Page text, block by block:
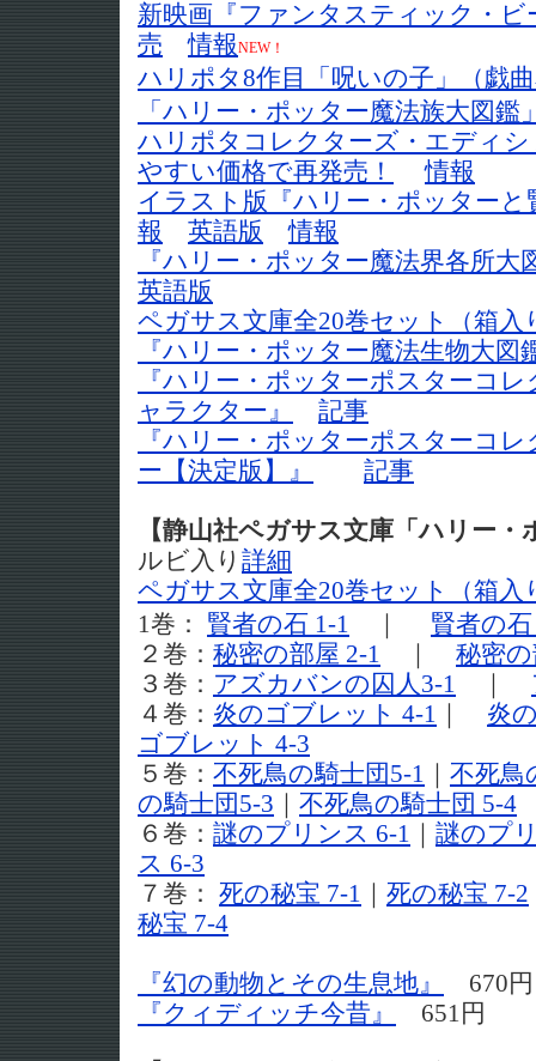
新映画『ファンタスティック・ビ
売
情報NEW！
ハリポタ8作目「呪いの子」（戯
「ハリー・ポッター魔法族大図鑑
ハリポタコレクターズ・エディ
やすい価格で再発売！
情報
イラスト版『ハリー・ポッターと
報
英語版
情報
『ハリー・ポッター魔法界各所大
英語版
ペガサス文庫全20巻セット（箱入
『ハリー・ポッター魔法生物大図
『ハリー・ポッターポスターコ
ャラクター』
記事
『ハリー・ポッターポスターコ
ー【決定版】』
記事
【静山社ペガサス文庫「ハリー
ルビ入り 詳細
ペガサス文庫全20巻セット（箱入
1巻： 賢者の石 1-1
賢者の
２巻： 秘密の部屋 2-1
秘密
３巻： アズカバンの囚人3-1
４巻： 炎のゴブレット 4-1
炎
ゴブレット 4-3
５巻： 不死鳥の騎士団5-1
不死鳥
の騎士団5-3
不死鳥の騎士団 5-4
６巻： 謎のプリンス 6-1
謎のプ
ス 6-3
７巻： 死の秘宝 7-1 死の秘宝 7-2
秘宝 7-4
『幻の動物とその生息地』
670
『クィディッチ今昔』
651円